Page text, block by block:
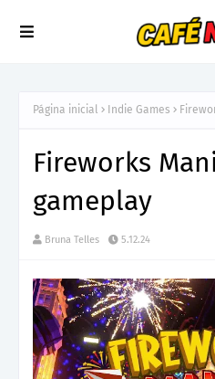
Página inicial Indie Games
Fireworks
gameplay
Bruna Telles 5.12.24